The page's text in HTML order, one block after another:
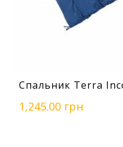
Спальник Terra
1,245.00 грн